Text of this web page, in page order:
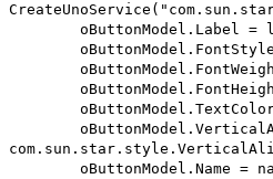
oButtonModel.Label =
oButtonModel.Name =